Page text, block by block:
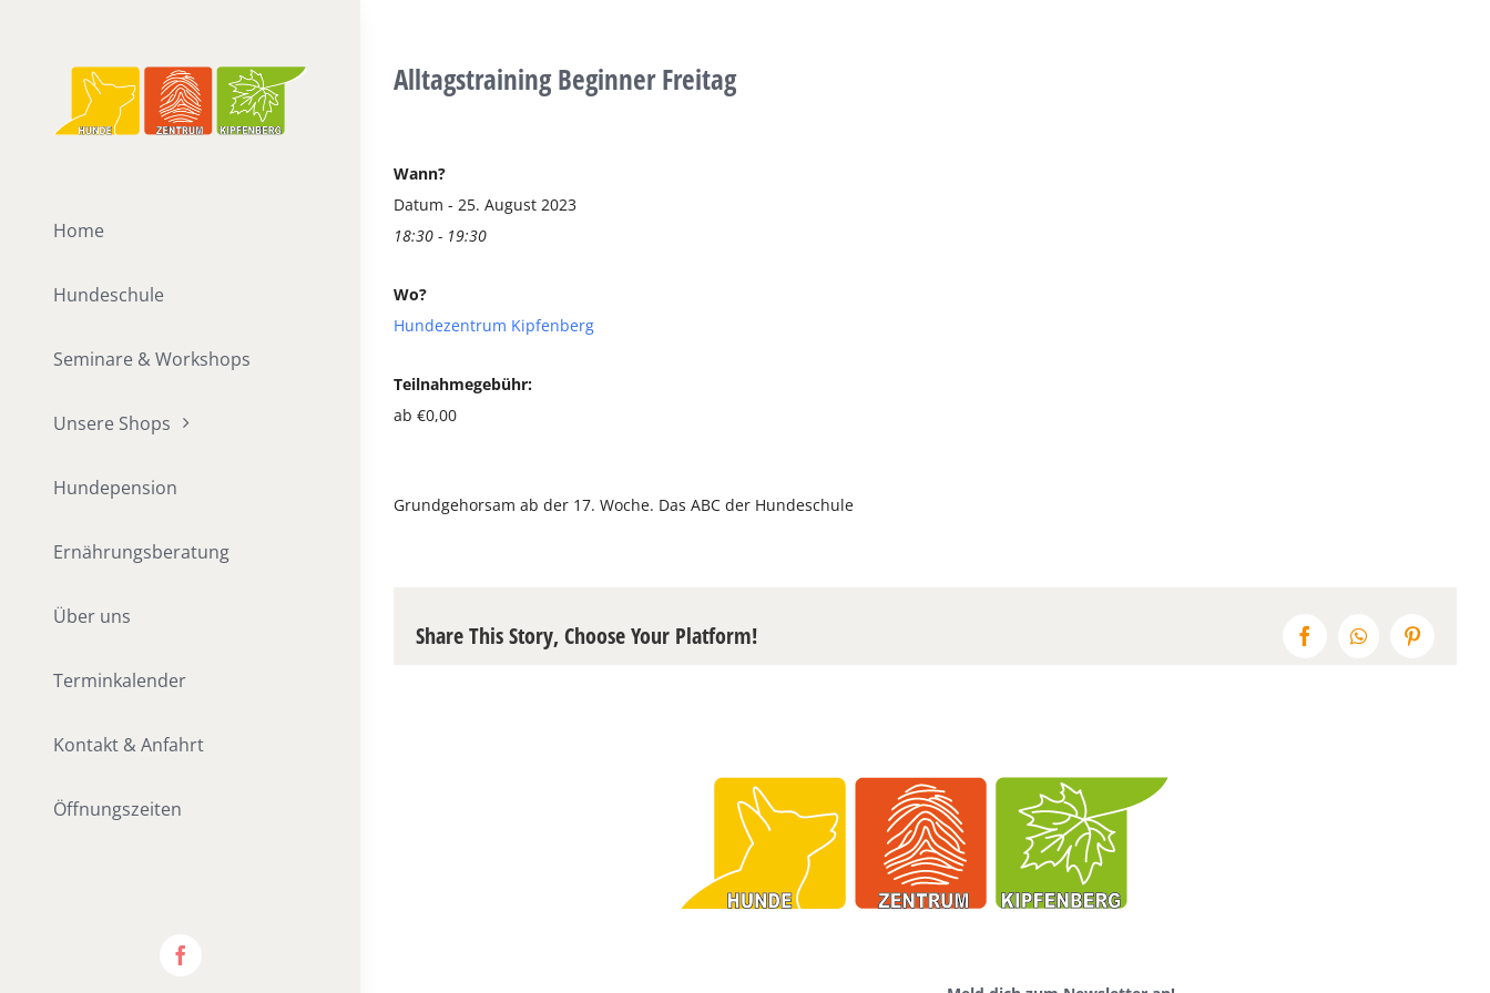
Home
Hundeschule
Seminare & Workshops
Unsere Shops
Hundepension
Ernährungsberatung
Über uns
Terminkalender
Kontakt & Anfahrt
Öffnungszeiten
Alltagstraining Beginner Freitag
Wann?
Datum - 25. August 2023
18:30 - 19:30
Wo?
Hundezentrum Kipfenberg
Teilnahmegebühr:
ab €0,00
Grundgehorsam ab der 17. Woche. Das ABC der Hundeschule
Share This Story, Choose Your Platform! FacebookWhatsAppPinterest